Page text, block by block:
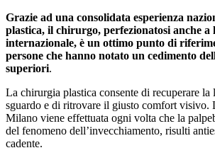
Grazie ad una consolidata esperienza
plastica, il chirurgo, perfezionatosi anche a
internazionale, è un ottimo punto di
persone che hanno notato un cedimento
superiori.
La chirurgia plastica consente di recuperare
sguardo e di ritrovare il giusto comfort visivo.
Milano viene effettuata ogni volta che la
del fenomeno dell’invecchiamento, risulti
cadente.